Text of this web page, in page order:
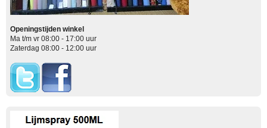
Openingstijden winkel
Ma t/m vr 08:00 - 17:00 uur
Zaterdag 08:00 - 12:00 uur